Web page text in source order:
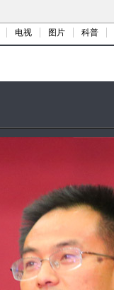
电视 图片 科普